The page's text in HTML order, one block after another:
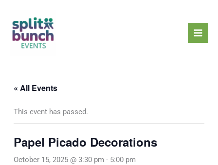
content
« All Events
This event has passed.
Papel Picado Decorations
October 15, 2025 @ 3:30 pm - 5:00 pm